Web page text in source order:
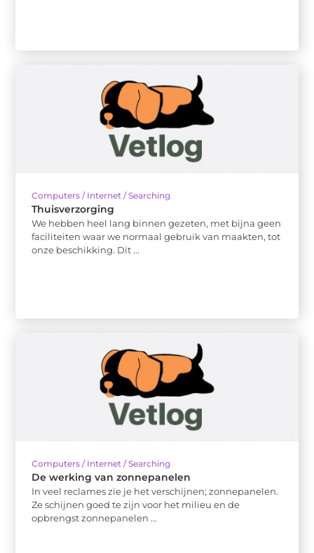
Computers / Internet / Searching
Thuisverzorging
We hebben heel lang binnen gezeten, met bijna geen
faciliteiten waar we normaal gebruik van maakten, tot
onze beschikking. Dit ...
Computers / Internet / Searching
De werking van zonnepanelen
In veel reclames zie je het verschijnen; zonnepanelen.
Ze schijnen goed te zijn voor het milieu en de
opbrengst zonnepanelen ...